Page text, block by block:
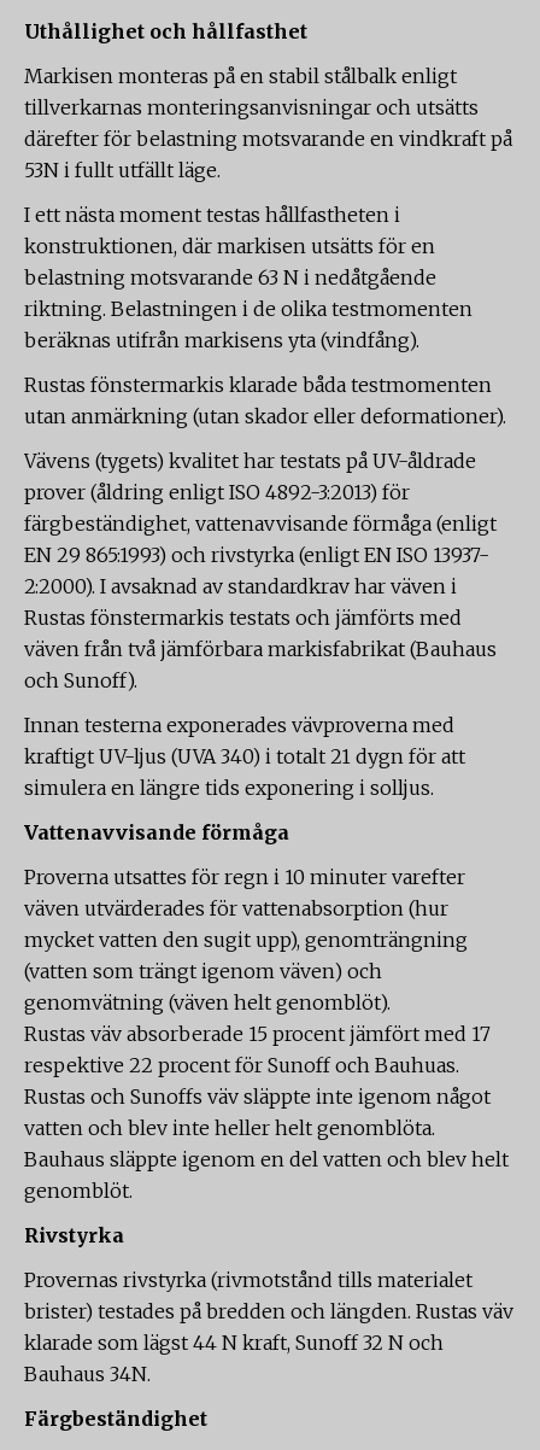
Uthållighet och hållfasthet
Markisen monteras på en stabil stålbalk enligt
tillverkarnas monteringsanvisningar och utsätts
därefter för belastning motsvarande en vindkraft på
53N i fullt utfällt läge.
I ett nästa moment testas hållfastheten i
konstruktionen, där markisen utsätts för en
belastning motsvarande 63 N i nedåtgående
riktning. Belastningen i de olika testmomenten
beräknas utifrån markisens yta (vindfång).
Rustas fönstermarkis klarade båda testmomenten
utan anmärkning (utan skador eller deformationer).
Vävens (tygets) kvalitet har testats på UV-åldrade
prover (åldring enligt ISO 4892-3:2013) för
färgbeständighet, vattenavvisande förmåga (enligt
EN 29 865:1993) och rivstyrka (enligt EN ISO 13937-
2:2000). I avsaknad av standardkrav har väven i
Rustas fönstermarkis testats och jämförts med
väven från två jämförbara markisfabrikat (Bauhaus
och Sunoff).
Innan testerna exponerades vävproverna med
kraftigt UV-ljus (UVA 340) i totalt 21 dygn för att
simulera en längre tids exponering i solljus.
Vattenavvisande förmåga
Proverna utsattes för regn i 10 minuter varefter
väven utvärderades för vattenabsorption (hur
mycket vatten den sugit upp), genomträngning
(vatten som trängt igenom väven) och
genomvätning (väven helt genomblöt).
Rustas väv absorberade 15 procent jämfört med 17
respektive 22 procent för Sunoff och Bauhuas.
Rustas och Sunoffs väv släppte inte igenom något
vatten och blev inte heller helt genomblöta.
Bauhaus släppte igenom en del vatten och blev helt
genomblöt.
Rivstyrka
Provernas rivstyrka (rivmotstånd tills materialet
brister) testades på bredden och längden. Rustas väv
klarade som lägst 44 N kraft, Sunoff 32 N och
Bauhaus 34N.
Färgbeständighet